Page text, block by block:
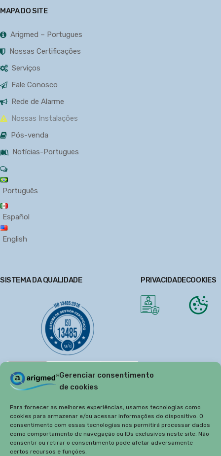
Gerenciar consentimento
de cookies
Para fornecer as melhores experiências, usamos tecnologias como
cookies para armazenar e/ou acessar informações do dispositivo. O
consentimento com essas tecnologias nos permitirá processar dados
como comportamento de navegação ou IDs exclusivos neste site. Não
consentir ou retirar o consentimento pode afetar adversamente
certos recursos e funções.
MAPA DO SITE
Arigmed – Portugues
Nossas Certificações
Serviços
Fale Conosco
Rede de Alarme
Nossas Instalações
Pós-venda
Notícias-Portugues
Português
Español
English
SISTEMA DA QUALIDADE PRIVACIDADECOOKIES